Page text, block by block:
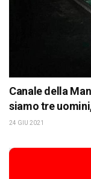
Canale della
siamo tre
24 GIU 2021